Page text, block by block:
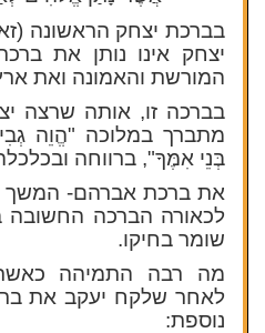
בברכת יצחק הראשונה
יצחק אינו נותן את
המורשת והאמונה ואת
בברכה זו, אותה שרצה
מתברך במלוכה "הֱוֵה
בְּנֵי אִמֶּךָ", ברווחה
את ברכת אברהם- המשך
לכאורה הברכה החשובה
שומר בחיקו.
מה רבה התמיהה
לאחר שלקח יעקב את
נוספת: